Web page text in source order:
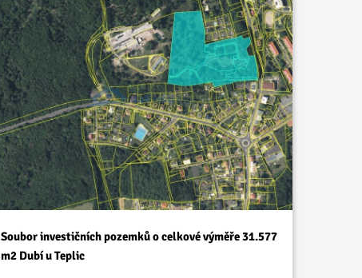
Soubor investičních pozemků o celkové výměře 31.577
m2 Dubí u Teplic